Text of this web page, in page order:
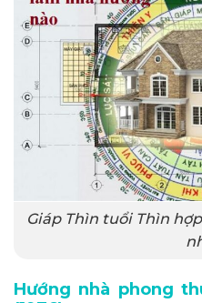
Giáp Thìn tuổi Thìn
Hướng nhà phong